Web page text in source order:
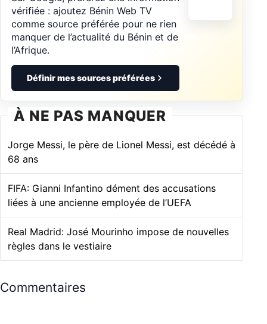
vérifiée : ajoutez Bénin Web TV
comme source préférée pour ne rien
manquer de l’actualité du Bénin et de
l’Afrique.
Définir mes sources préférées
À NE PAS MANQUER
Jorge Messi, le père de Lionel Messi, est décédé à
68 ans
FIFA: Gianni Infantino dément des accusations
liées à une ancienne employée de l’UEFA
Real Madrid: José Mourinho impose de nouvelles
règles dans le vestiaire
Commentaires